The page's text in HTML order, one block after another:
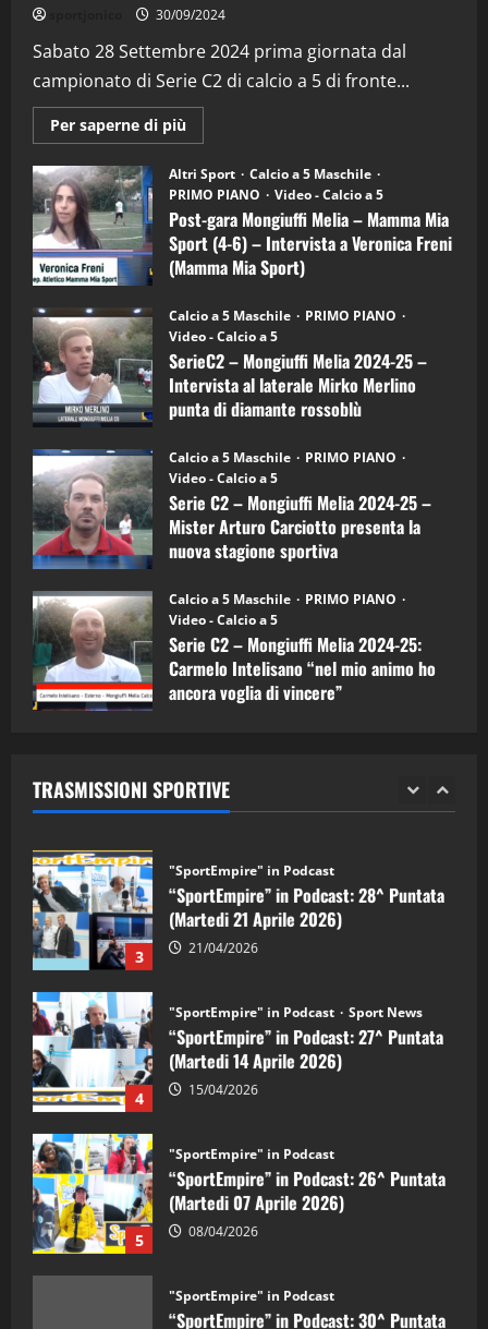
30/09/2024
Sabato 28 Settembre 2024 prima giornata dal
campionato di Serie C2 di calcio a 5 di fronte...
Per saperne di più
informazioni
Post-
gara
Mongiuffi
Melia
–
Mamma
Mia
Sport
6)
–
Intervista
a
mister
Arturo
Carciotto
(Mongiuffi
Altri Sport
Calcio a 5 Maschile
PRIMO PIANO
Video - Calcio a 5
Post-gara Mongiuffi Melia – Mamma Mia
Sport (4-6) – Intervista a Veronica Freni
(Mamma Mia Sport)
Calcio a 5 Maschile
PRIMO PIANO
Video - Calcio a 5
SerieC2 – Mongiuffi Melia 2024-25 –
Intervista al laterale Mirko Merlino
punta di diamante rossoblù
Calcio a 5 Maschile
PRIMO PIANO
Video - Calcio a 5
Serie C2 – Mongiuffi Melia 2024-25 –
Mister Arturo Carciotto presenta la
nuova stagione sportiva
Calcio a 5 Maschile
PRIMO PIANO
Video - Calcio a 5
Serie C2 – Mongiuffi Melia 2024-25:
Carmelo Intelisano “nel mio animo ho
ancora voglia di vincere”
TRASMISSIONI SPORTIVE
2
“SportEmpire” in Podcast: 29^ Puntata
(Martedi 28 Aprile 2026)
28/04/2026
3
"SportEmpire" in Podcast
“SportEmpire” in Podcast: 28^ Puntata
(Martedi 21 Aprile 2026)
21/04/2026
4
“SportEmpire” in Podcast: 27^ Puntata
(Martedi 14 Aprile 2026)
15/04/2026
5
“SportEmpire” in Podcast: 26^ Puntata
(Martedi 07 Aprile 2026)
08/04/2026
1
“SportEmpire” in Podcast: 30^ Puntata
(Martedi 05 Maggio 2026)
08/05/2026
2 28/04/2026
3
“SportEmpire” in Podcast: 28^ Puntata
(Martedi 21 Aprile 2026)
21/04/2026
4
“SportEmpire” in Podcast: 27^ Puntata
(Martedi 14 Aprile 2026)
15/04/2026
5
“SportEmpire” in Podcast: 26^ Puntata
(Martedi 07 Aprile 2026)
08/04/2026
“SportEmpire” in Podcast: 30^ Puntata